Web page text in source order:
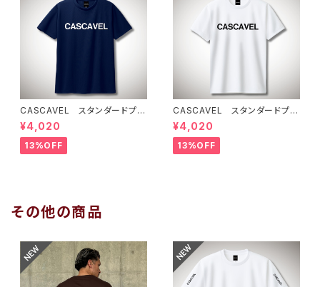
CASCAVEL スタンダードプラ
クティスシャツ ネイビー
¥4,020
13%OFF
CASCAVEL スタンダードプラ
クティスシャツ ホワイト
¥4,020
13%OFF
その他の商品